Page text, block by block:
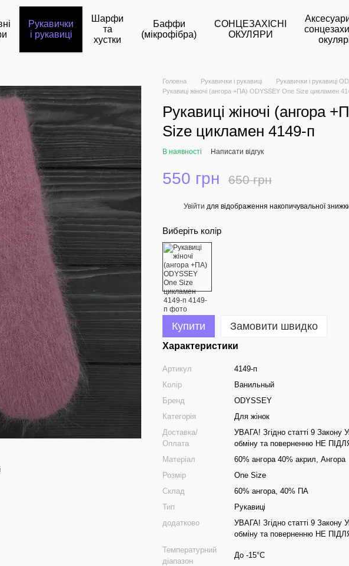
Рукавички
і рукавиці
Шарфи
та
хустки
Баффи
(мікрофібра)
СОНЦЕЗАХІСНІ
ОКУЛЯРИ
Головна Рукавички і рукавиці
Рукавички і рукавиці
Рукавиці жіночі (ангора +ПА) ODYSSEY One Size цикламен
Рукавиці жіночі (ангора
Size цикламен 4149-п
В наявності Написати відгук
550 грн 650 грн
Увійти для відображення накопичувальної
Виберіть колір
Купити Замовити швидко
Характеристики
Артикул
4149-п
Колір
Ванильный
Бренд
ODYSSEY
Категорія
Для жінок
Доставка/
Оплата
УВАГА! Згідно статті 9 Закону
обміну та поверненню НЕ
Матеріал
60% ангора 40% акрил, Ангора
Розмір
One Size
Склад
60% ангора, 40% ПА
Тип
Рукавиці
додатково
УВАГА! Згідно статті 9 Закону
обміну та поверненню НЕ
Температурний
діапазон
До -15°C